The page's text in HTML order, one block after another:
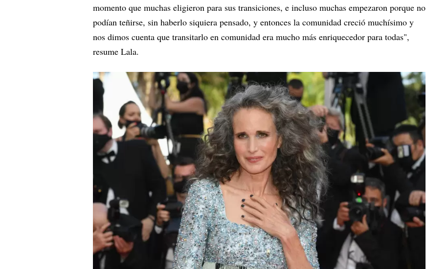
momento que muchas eligieron para sus transiciones, e incluso muchas empezaron porque no
podían teñirse, sin haberlo siquiera pensado, y entonces la comunidad creció muchísimo y
nos dimos cuenta que transitarlo en comunidad era mucho más enriquecedor para todas",
resume Lala.